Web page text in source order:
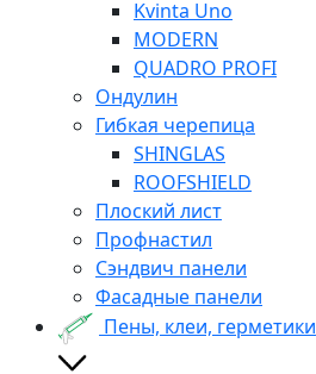
Kvinta Uno
MODERN
QUADRO PROFI
Ондулин
Гибкая черепица
SHINGLAS
ROOFSHIELD
Плоский лист
Профнастил
Сэндвич панели
Фасадные панели
Пены, клеи, герметики